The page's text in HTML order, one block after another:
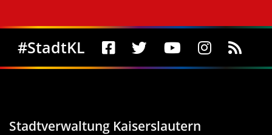
Social Media
#StadtKL
Stadtverwaltung Kaiserslautern